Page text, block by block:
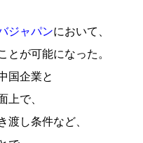
ジャパンにおいて、
が可能になった。
国企業と
で、
し条件など、